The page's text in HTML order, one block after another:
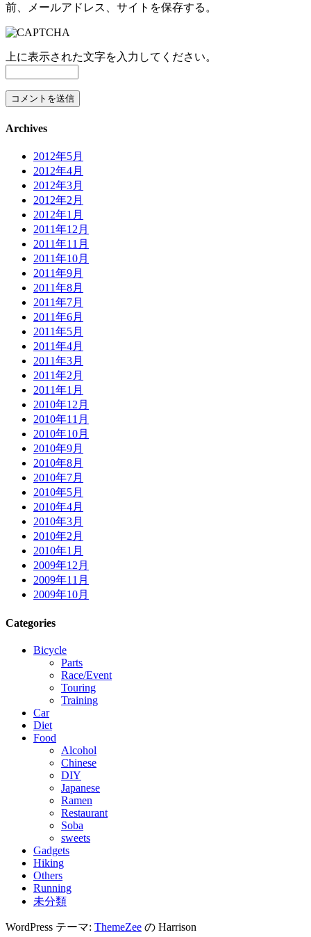
前、メールアドレス、サイトを保存する。
上に表示された文字を入力してください。
Archives
2012年5月
2012年4月
2012年3月
2012年2月
2012年1月
2011年12月
2011年11月
2011年10月
2011年9月
2011年8月
2011年7月
2011年6月
2011年5月
2011年4月
2011年3月
2011年2月
2011年1月
2010年12月
2010年11月
2010年10月
2010年9月
2010年8月
2010年7月
2010年5月
2010年4月
2010年3月
2010年2月
2010年1月
2009年12月
2009年11月
2009年10月
Categories
Bicycle
Parts
Race/Event
Touring
Training
Car
Diet
Food
Alcohol
Chinese
DIY
Japanese
Ramen
Restaurant
Soba
sweets
Gadgets
Hiking
Others
Running
未分類
WordPress テーマ: ThemeZee の Harrison